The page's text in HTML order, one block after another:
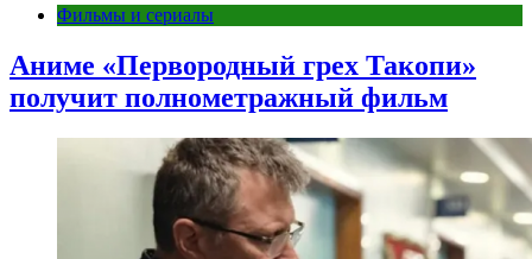
Фильмы и сериалы
Аниме «Первородный грех Такопи»
получит полнометражный фильм